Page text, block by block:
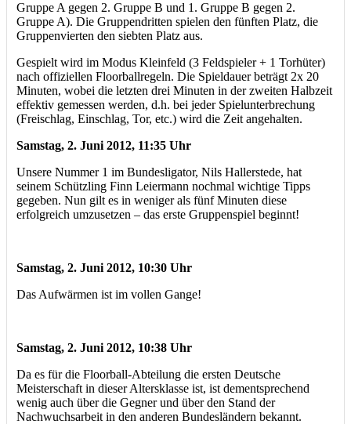
Gruppe A gegen 2. Gruppe B und 1. Gruppe B gegen 2.
Gruppe A). Die Gruppendritten spielen den fünften Platz, die
Gruppenvierten den siebten Platz aus.
Gespielt wird im Modus Kleinfeld (3 Feldspieler + 1 Torhüter)
nach offiziellen Floorballregeln. Die Spieldauer beträgt 2x 20
Minuten, wobei die letzten drei Minuten in der zweiten Halbzeit
effektiv gemessen werden, d.h. bei jeder Spielunterbrechung
(Freischlag, Einschlag, Tor, etc.) wird die Zeit angehalten.
Samstag, 2. Juni 2012, 11:35 Uhr
Unsere Nummer 1 im Bundesligator, Nils Hallerstede, hat
seinem Schützling Finn Leiermann nochmal wichtige Tipps
gegeben. Nun gilt es in weniger als fünf Minuten diese
erfolgreich umzusetzen – das erste Gruppenspiel beginnt!
Samstag, 2. Juni 2012, 10:30 Uhr
Das Aufwärmen ist im vollen Gange!
Samstag, 2. Juni 2012, 10:38 Uhr
Da es für die Floorball-Abteilung die ersten Deutsche
Meisterschaft in dieser Altersklasse ist, ist dementsprechend
wenig auch über die Gegner und über den Stand der
Nachwuchsarbeit in den anderen Bundesländern bekannt.